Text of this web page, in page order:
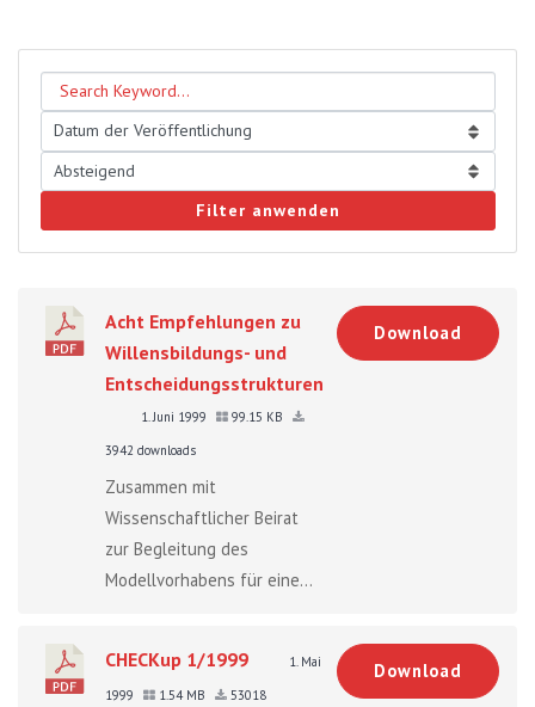
Filter anwenden
Acht Empfehlungen zu
Willensbildungs- und
Entscheidungsstrukturen
1. Juni 1999
99.15 KB
3942 downloads
Zusammen mit
Wissenschaftlicher Beirat
zur Begleitung des
Modellvorhabens für eine...
Download
CHECKup 1/1999
1. Mai
1999
1.54 MB
53018
Download